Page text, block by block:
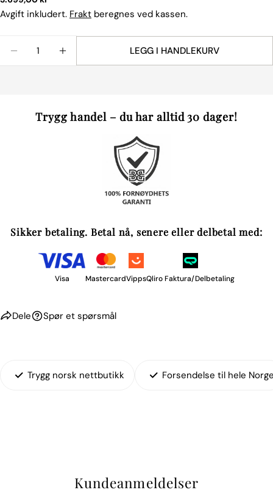
pris
Avgift inkludert. Frakt beregnes ved kassen.
REDUSER ANTALLET FOR NORSK DUN 100 %
ØK ANTALLET FOR NORSK DUN 100 %
LEGG I HANDLEKURV
Trygg handel – du har alltid 30 dager!
Sikker betaling. Betal nå, senere eller delbetal med:
Visa MastercardVippsQliro Faktura/Delbetaling
Dele Spør et spørsmål
Trygg norsk nettbutikk Forsendelse til hele
Kundeanmeldelser